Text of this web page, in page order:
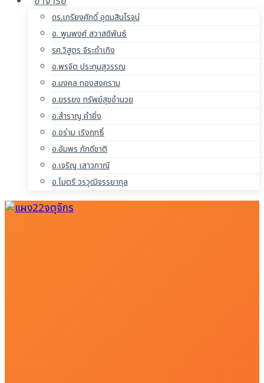
ดร.เกรียงศักดิ์ อุดมสินโรจน์
อ. พูนพงศ์ สวาสดิพันธ์
รศ.วิสูตร จิระดำเกิง
อ.พรจิต ประทุมสุวรรณ
อ.มงคล ทองสงคราม
อ.ยรรยง ทรัพย์สุขอำนวย
อ.สำราญ คำยิ่ง
อ.อร่าม เริงฤทธิ์
อ.อัมพร ภักดีชาติ
อ.เจริญ เสาวภาณี
อ.ไมตรี วรวุฒิจรรยากุล